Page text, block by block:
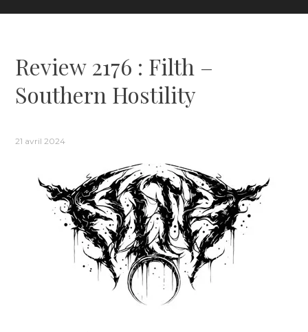
Review 2176 : Filth –
Southern Hostility
21 avril 2024